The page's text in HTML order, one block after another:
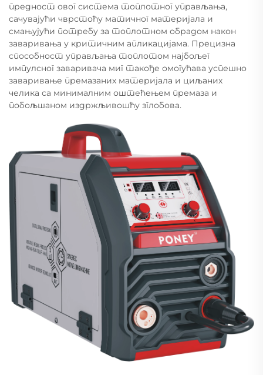
предност овог система топлотног управљања,
сачувајући чврстоћу матичног материјала и
смањујући потребу за топлотном обрадом након
заваривања у критичним апликацијама. Прецизна
способност управљања топлотом најбољег
импулсног заваривача миг такође омогућава успешно
заваривање премазаних материјала и циљаних
челика са минималним оштећењем премаза и
побољшаном издржљивошћу зглобова.